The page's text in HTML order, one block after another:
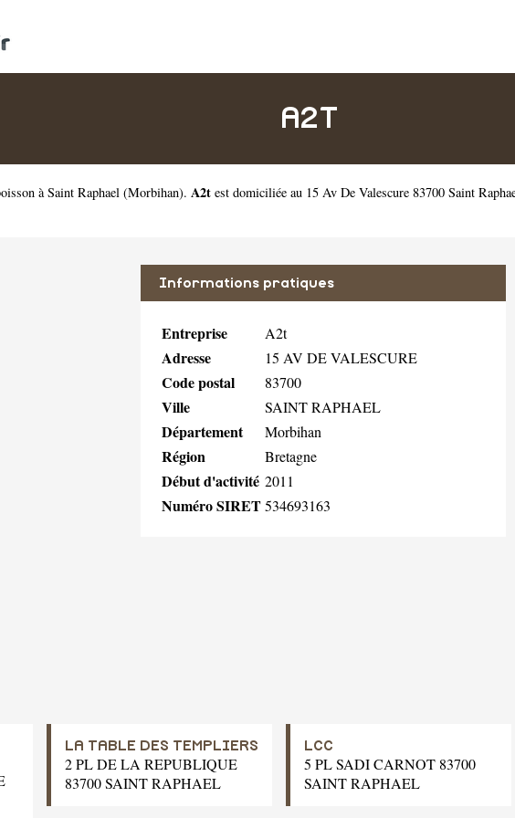
A2T
à Saint Raphael (Morbihan). A2t est domiciliée au 15 Av De Valescure 83700 Saint
Informations pratiques
Entreprise A2t
Adresse 15 AV DE VALESCURE
Code postal 83700
Ville SAINT RAPHAEL
Département Morbihan
Région Bretagne
Début d'activité 2011
Numéro SIRET534693163
LA TABLE DES TEMPLIERS
2 PL DE LA REPUBLIQUE
83700 SAINT RAPHAEL
LCC
5 PL SADI CARNOT 83700
SAINT RAPHAEL